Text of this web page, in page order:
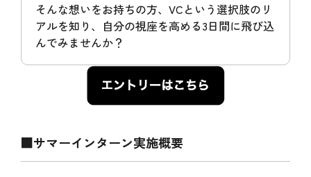
そんな想いをお持ちの方、VCという選択肢のリ
アルを知り、自分の視座を高める3日間に飛び込
んでみませんか？
■サマーインターン実施概要